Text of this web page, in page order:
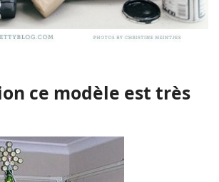
ce modèle est très